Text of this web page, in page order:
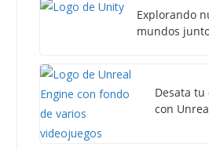
Explorando
mundos
Desata
con